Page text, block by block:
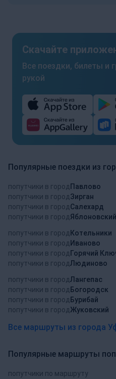
Скачайте
Все поездки, билеты и
рукой
Популярные поездки из
попутчики в город Павлово
попутчики в городЗирган
попутчики в городСалехард
попутчики в городЯблоновский
попутчики в город Котельники
попутчики в город Иваново
попутчики в город Горячий
попутчики в городЛюдиново
попутчики в городЛангепас
попутчики в город Богородск
попутчики в город Бурибай
попутчики в городЖуковский
Все маршруты из города
Популярные маршруты
попутчики по маршруту